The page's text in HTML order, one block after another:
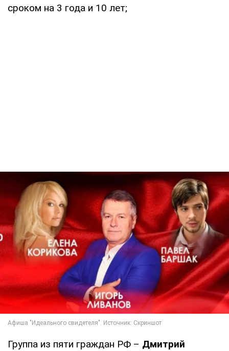
сроком на 3 года и 10 лет;
Группа из пяти граждан РФ – Дмитрий